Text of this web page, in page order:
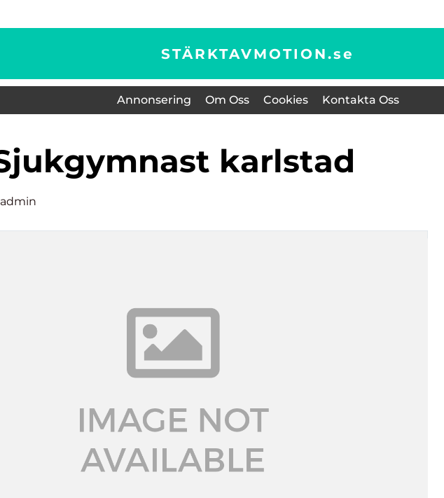
STÄRKTAVMOTION.se
Annonsering Om Oss Cookies Kontakta Oss
sjukgymnast karlstad
admin